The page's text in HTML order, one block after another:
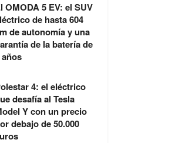
OMODA 5 EV: el SUV
de hasta 604
de autonomía y una
de la batería de
años
4: el eléctrico
desafía al Tesla
Y con un precio
debajo de 50.000